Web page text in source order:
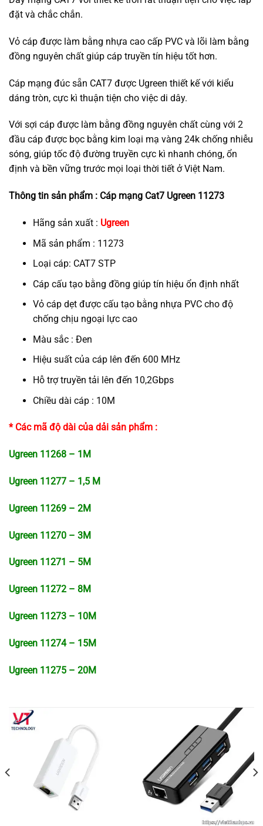
đặt và chắc chắn.
Vỏ cáp được làm bằng nhựa cao cấp PVC và lõi làm bằng
đồng nguyên chất giúp cáp truyền tín hiệu tốt hơn.
Cáp mạng đúc sẵn CAT7 được Ugreen thiết kế với kiểu
dáng tròn, cực kì thuận tiện cho việc di dây.
Với sợi cáp được làm bằng đồng nguyên chất cùng với 2
đầu cáp được bọc bằng kim loại mạ vàng 24k chống nhiễu
sóng, giúp tốc độ đường truyền cực kì nhanh chóng, ổn
định và bền vững trước mọi loại thời tiết ở Việt Nam.
Thông tin sản phẩm : Cáp mạng Cat7 Ugreen 11273
Hãng sản xuất : Ugreen
Mã sản phẩm : 11273
Loại cáp: CAT7 STP
Cáp cấu tạo bằng đồng giúp tín hiệu ổn định nhất
Vỏ cáp dẹt được cấu tạo bằng nhựa PVC cho độ
chống chịu ngoại lực cao
Màu sắc : Đen
Hiệu suất của cáp lên đến 600 MHz
Hỗ trợ truyền tải lên đến 10,2Gbps
Chiều dài cáp : 10M
* Các mã độ dài của dải sản phẩm :
Ugreen 11268 – 1M
Ugreen 11277 – 1,5 M
Ugreen 11269 – 2M
Ugreen 11270 – 3M
Ugreen 11271 – 5M
Ugreen 11272 – 8M
Ugreen 11273 – 10M
Ugreen 11274 – 15M
Ugreen 11275 – 20M